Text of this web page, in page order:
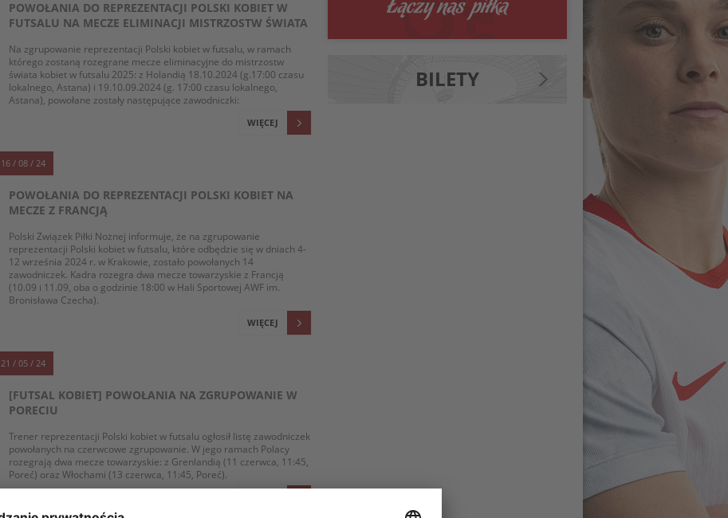
POWOŁANIA DO REPREZENTACJI POLSKI KOBIET W
FUTSALU NA MECZE ELIMINACJI MISTRZOSTW ŚWIATA
Na zgrupowanie reprezentacji Polski kobiet w futsalu, w ramach
którego zostaną rozegrane mecze eliminacyjne do mistrzostw
świata kobiet w futsalu 2025: z Holandią 18.10.2024 (g.17:00 czasu
lokalnego, Astana) i 19.10.09.2024 (g. 17:00 czasu lokalnego,
Astana), powołane zostały następujące zawodniczki:
WIĘCEJ
16 / 08 / 24
POWOŁANIA DO REPREZENTACJI POLSKI KOBIET NA
MECZE Z FRANCJĄ
Polski Związek Piłki Nożnej informuje, że na zgrupowanie
reprezentacji Polski kobiet w futsalu, które odbędzie się w dniach 4-
12 września 2024 r. w Krakowie, zostało powołanych 14
zawodniczek. Kadra rozegra dwa mecze towarzyskie z Francją
(10.09 i 11.09, oba o godzinie 18:00 w Hali Sportowej AWF im.
Bronisława Czecha).
WIĘCEJ
21 / 05 / 24
[FUTSAL KOBIET] POWOŁANIA NA ZGRUPOWANIE W
PORECIU
Trener reprezentacji Polski kobiet w futsalu ogłosił listę zawodniczek
powołanych na czerwcowe zgrupowanie. W jego ramach Polacy
rozegrają dwa mecze towarzyskie: z Grenlandią (11 czerwca, 11:45,
Poreć) oraz Włochami (13 czerwca, 11:45, Poreć).
BILETY